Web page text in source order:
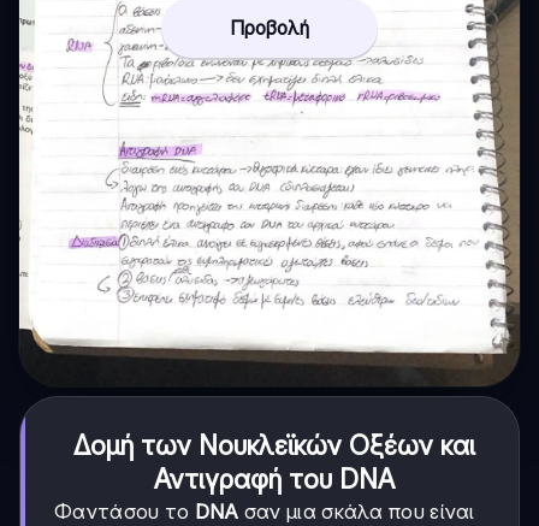
Προβολή
Δομή των Νουκλεϊκών Οξέων και
Αντιγραφή του DNA
Φαντάσου το DNA σαν μια σκάλα που είναι